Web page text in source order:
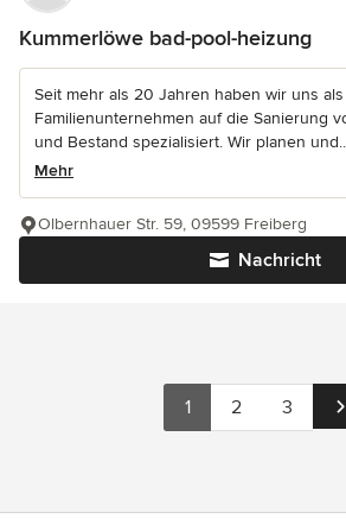
Kummerlöwe bad-pool-heizung
Seit mehr als 20 Jahren haben wir uns als
Familienunternehmen auf die Sanierung
und Bestand spezialisiert. Wir planen
Mehr
Nachricht
Olbernhauer Str. 59, 09599 Freiberg
1 2 3